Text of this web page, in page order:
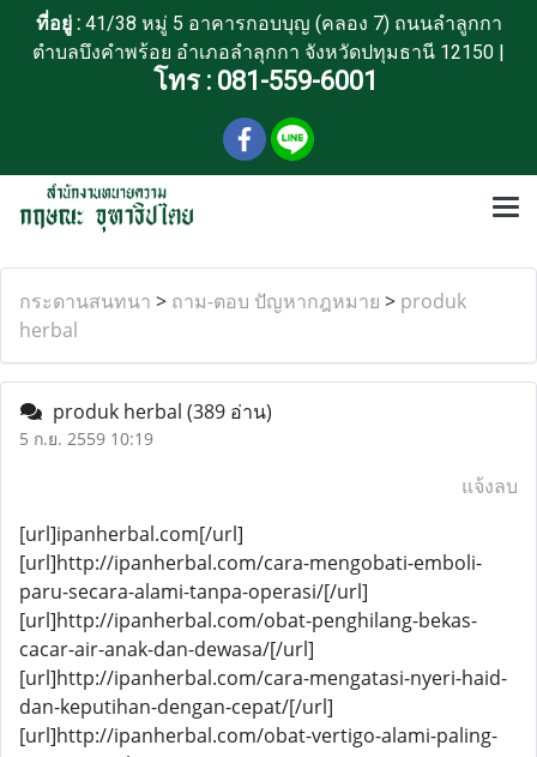
ที่อยู่ :41/38 หมู่ 5 อาคารกอบบุญ (คลอง 7) ถนนลำลูกกา
ตำบลบึงคำพร้อย อำเภอลำลุกกา จังหวัดปทุมธานี 12150 |
โทร : 081-559-6001
กระดานสนทนา > ถาม-ตอบ ปัญหากฎหมาย > produk
herbal
produk herbal (389 อ่าน)
5 ก.ย. 2559 10:19
แจ้งลบ
[url]ipanherbal.com[/url]
[url]http://ipanherbal.com/cara-mengobati-emboli-
paru-secara-alami-tanpa-operasi/[/url]
[url]http://ipanherbal.com/obat-penghilang-bekas-
cacar-air-anak-dan-dewasa/[/url]
[url]http://ipanherbal.com/cara-mengatasi-nyeri-haid-
dan-keputihan-dengan-cepat/[/url]
[url]http://ipanherbal.com/obat-vertigo-alami-paling-